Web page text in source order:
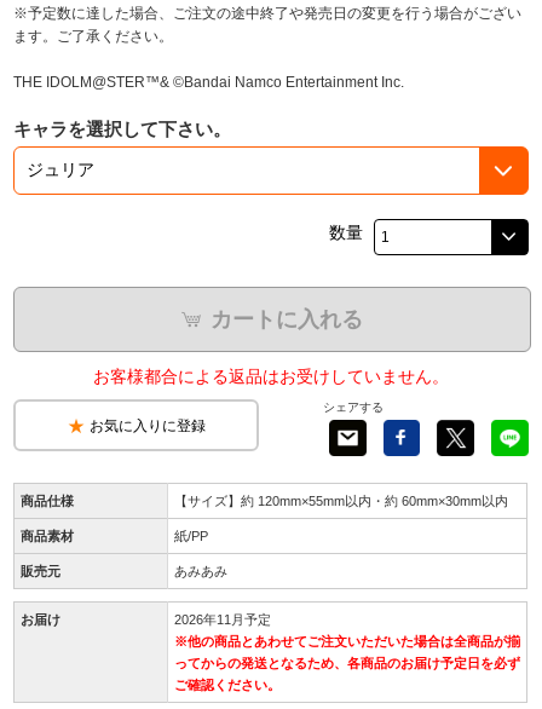
ラブライブ！虹ヶ咲学園スクールアイドル同好会
ラブライブ！スーパースター!!
アイドリッシュセブン
※予定数に達した場合、ご注文の途中終了や発売日の変更を行う場合がござい
ます。ご了承ください。
THE IDOLM@STER™& ©Bandai Namco Entertainment Inc.
キャラを選択して下さい。
数量
カートに入れる
お客様都合による返品はお受けしていません。
お気に入りに登録
シェアする
商品仕様 【サイズ】約 120mm×55mm以内・約 60mm×30mm以内
商品素材 紙/PP
販売元 あみあみ
お届け
2026年11月予定
※他の商品とあわせてご注文いただいた場合は全商品が揃
ってからの発送となるため、各商品のお届け予定日を必ず
ご確認ください。